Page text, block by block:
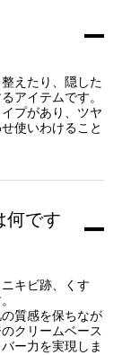
えたり、隠した
アイテムです。
プがあり、ツヤ
使いわけること
何です
キビ跡、くす
質感を保ちなが
クリームベース
ー力を実現しま